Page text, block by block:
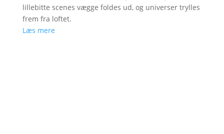
lillebitte scenes vægge foldes ud, og universer trylles
frem fra loftet.
Læs mere